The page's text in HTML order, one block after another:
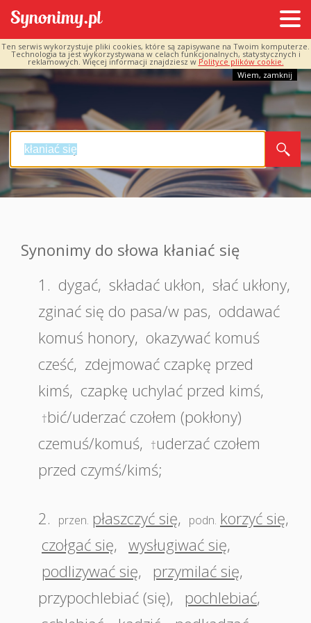
Ten serwis wykorzystuje pliki cookies, które są zapisywane na Twoim komputerze.
Technologia ta jest wykorzystywana w celach funkcjonalnych, statystycznych i
reklamowych. Więcej informacji znajdziesz w Polityce plików cookie.
Wiem, zamknij
Synonimy do słowa kłaniać się
1. dygać, składać ukłon, słać ukłony,
zginać się do pasa/w pas, oddawać
komuś honory, okazywać komuś
cześć, zdejmować czapkę przed
kimś, czapkę uchylać przed kimś,
†bić/uderzać czołem (pokłony)
czemuś/komuś, †uderzać czołem
przed czymś/kimś;
2. przen. płaszczyć się, podn. korzyć się,
czołgać się, wysługiwać się,
podlizywać się, przymilać się,
przypochlebiać (się), pochlebiać,